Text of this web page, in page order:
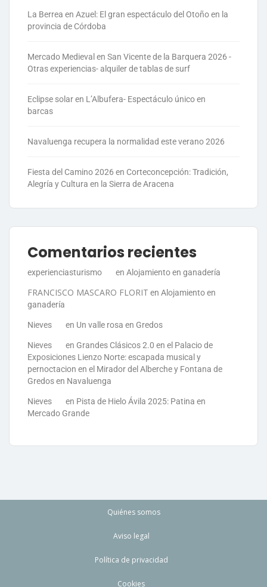
La Berrea en Azuel: El gran espectáculo del Otoño en la
provincia de Córdoba
Mercado Medieval en San Vicente de la Barquera 2026 -
Otras experiencias- alquiler de tablas de surf
Eclipse solar en L’Albufera- Espectáculo único en
barcas
Navaluenga recupera la normalidad este verano 2026
Fiesta del Camino 2026 en Corteconcepción: Tradición,
Alegría y Cultura en la Sierra de Aracena
Comentarios recientes
experienciasturismo en Alojamiento en ganadería
FRANCISCO MASCARO FLORIT en Alojamiento en
ganadería
Nieves en Un valle rosa en Gredos
Nieves en Grandes Clásicos 2.0 en el Palacio de
Exposiciones Lienzo Norte: escapada musical y
pernoctacion en el Mirador del Alberche y Fontana de
Gredos en Navaluenga
Nieves en Pista de Hielo Ávila 2025: Patina en
Mercado Grande
Quiénes somos
Aviso legal
Política de privacidad
Cookies